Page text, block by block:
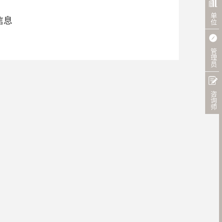
息 单位
管理员
咨询师